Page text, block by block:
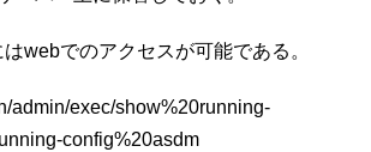
webでのアクセスが可能である。
admin/exec/show%20running-
config%20asdm